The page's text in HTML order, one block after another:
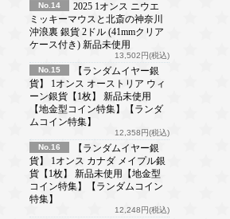
No.14
2025 1オンス ニウエ
ミッキーマウスと北斎の神奈川
沖浪裏 銀貨 2ドル (41mmクリア
ケース付き) 新品未使用
13,502円(税込)
No.15
【ランダムイヤー銀
貨】 1オンス オーストリア ウィ
ーン銀貨【1枚】 新品未使用
【地金型コイン特集】【ランダ
ムコイン特集】
12,358円(税込)
No.16
【ランダムイヤー銀
貨】 1オンス カナダ メイプル銀
貨【1枚】 新品未使用【地金型
コイン特集】【ランダムコイン
特集】
12,248円(税込)